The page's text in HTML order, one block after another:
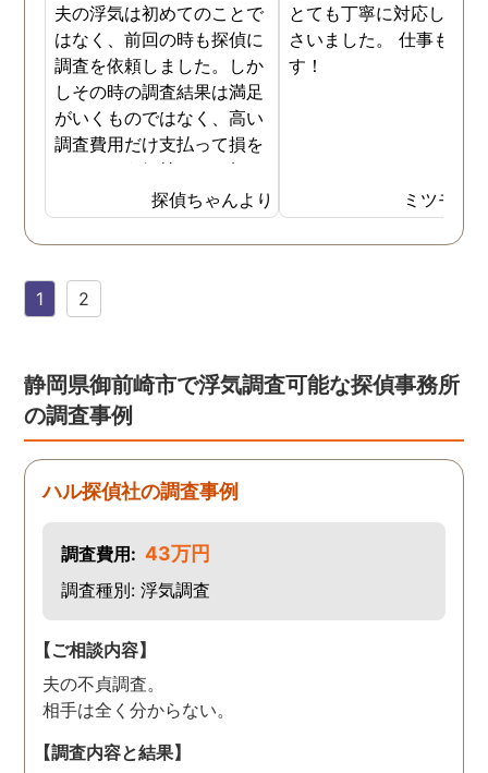
夫の浮気は初めてのことで
はなく、前回の時も探偵に
調査を依頼しました。しか
しその時の調査結果は満足
がいくものではなく、高い
調査費用だけ支払って損を
したという気持ちで一杯で
した。今回また夫の浮気疑
惑が浮上し、今度こそは探
偵選びにも気を遣いまし
せの段階から「ここなら安
査期間の間に動かぬ証拠を
いくつも掴んできてくれま
した。追加の調査費用など
もなく、探偵選びの重要さ
を感じました。
探偵ちゃんより
とても丁寧に対応してく
さいました。 仕事も満
す！
ミツモア
1 2
静岡県御前崎市で浮気調査可能な探偵事務所
の調査事例
ハル探偵社の調査事例
調査費用: 43万円
調査種別: 浮気調査
【ご相談内容】
夫の不貞調査。
相手は全く分からない。
【調査内容と結果】